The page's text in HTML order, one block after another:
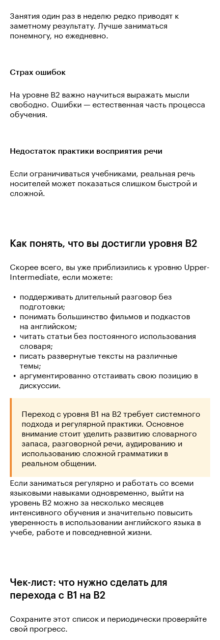
Занятия один раз в неделю редко приводят к
заметному результату. Лучше заниматься
понемногу, но ежедневно.
Страх ошибок
На уровне B2 важно научиться выражать мысли
свободно. Ошибки — естественная часть процесса
обучения.
Недостаток практики восприятия речи
Если ограничиваться учебниками, реальная речь
носителей может показаться слишком быстрой и
сложной.
Как понять, что вы достигли уровня B2
Скорее всего, вы уже приблизились к уровню Upper-
Intermediate, если можете:
поддерживать длительный разговор без
подготовки;
понимать большинство фильмов и подкастов
на английском;
читать статьи без постоянного использования
словаря;
писать развернутые тексты на различные
темы;
аргументированно отстаивать свою позицию в
дискуссии.
Переход с уровня B1 на B2 требует системного
подхода и регулярной практики. Основное
внимание стоит уделить развитию словарного
запаса, разговорной речи, аудированию и
использованию сложной грамматики в
реальном общении.
Если заниматься регулярно и работать со всеми
языковыми навыками одновременно, выйти на
уровень B2 можно за несколько месяцев
интенсивного обучения и значительно повысить
уверенность в использовании английского языка в
учебе, работе и повседневной жизни.
Чек-лист: что нужно сделать для
перехода с B1 на B2
Сохраните этот список и периодически проверяйте
свой прогресс.